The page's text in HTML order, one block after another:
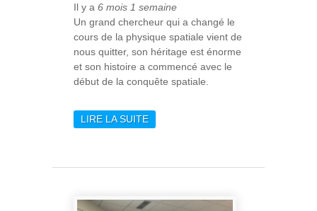
Il y a 6 mois 1 semaine
Un grand chercheur qui a changé le
cours de la physique spatiale vient de
nous quitter, son héritage est énorme
et son histoire a commencé avec le
début de la conquête spatiale.
LIRE LA SUITEDE ROGER-MAURICE